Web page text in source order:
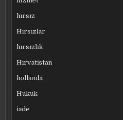
hırsız
Hırsızlar
hırsızlık
Hırvatistan
hollanda
Hukuk
iade